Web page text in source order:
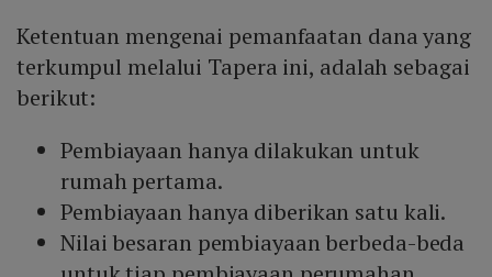
Ketentuan mengenai pemanfaatan dana yang
terkumpul melalui Tapera ini, adalah sebagai
berikut:
Pembiayaan hanya dilakukan untuk
rumah pertama.
Pembiayaan hanya diberikan satu kali.
Nilai besaran pembiayaan berbeda-beda